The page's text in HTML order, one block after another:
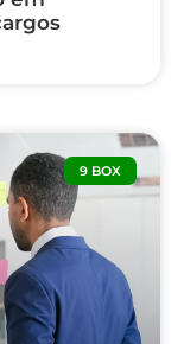
9 BOX